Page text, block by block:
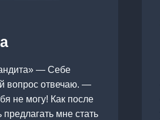
— Себе
вопрос отвечаю. —
не могу! Как после
мне стать